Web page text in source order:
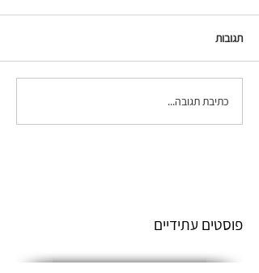
תגובות
כתיבת תגובה...
פוסטים עתידיים